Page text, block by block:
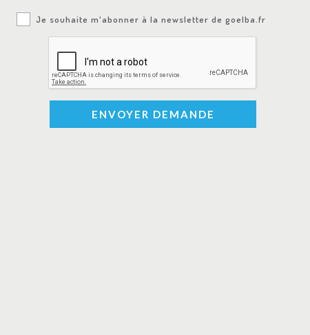
Je souhaite m'abonner à la newsletter de goelba.fr
ENVOYER DEMANDE